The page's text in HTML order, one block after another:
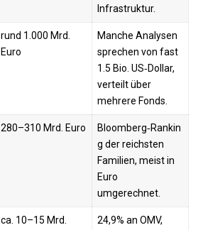
Infrastruktur.
rund 1.000 Mrd.
Euro
Manche Analysen
sprechen von fast
1.5 Bio. US‑Dollar,
verteilt über
mehrere Fonds.
280–310 Mrd. Euro
Bloomberg‑Rankin
g der reichsten
Familien, meist in
Euro
umgerechnet.
ca. 10–15 Mrd.
24,9% an OMV,